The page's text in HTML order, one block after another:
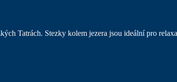
Tatrách. Stezky kolem jezera jsou ideální pro